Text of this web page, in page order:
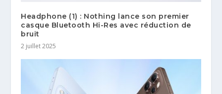
Headphone (1) : Nothing lance son premier
casque Bluetooth Hi-Res avec réduction de
bruit
2 juillet 2025